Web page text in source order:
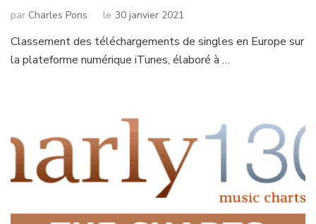
par Charles Pons le 30 janvier 2021
Classement des téléchargements de singles en Europe sur
la plateforme numérique iTunes, élaboré à …